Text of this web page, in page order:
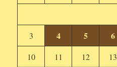
3 4 5 6
10
11 12 13